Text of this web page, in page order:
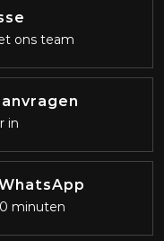
ons team
in
minuten